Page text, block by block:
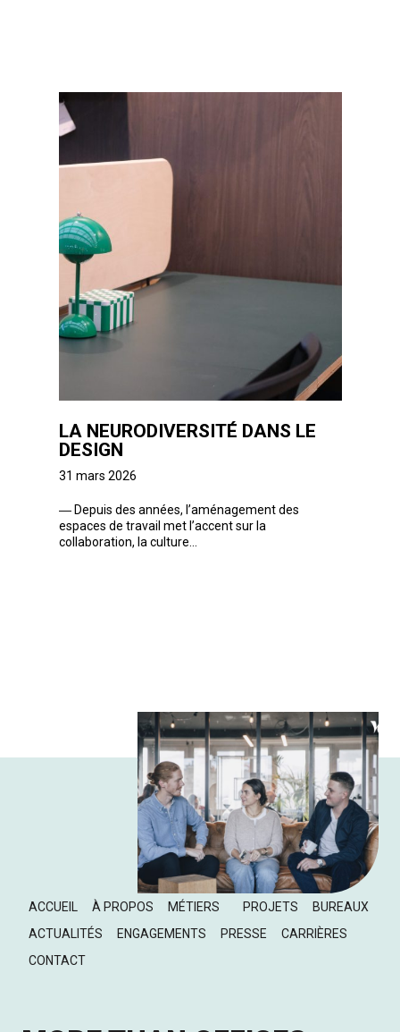
LA NEURODIVERSITÉ DANS LE
DESIGN
31 mars 2026
― Depuis des années, l’aménagement des
espaces de travail met l’accent sur la
collaboration, la culture...
ACCUEIL À PROPOS MÉTIERS PROJETS
BUREAUX
ACTUALITÉS
ENGAGEMENTS PRESSE
CARRIÈRES
CONTACT